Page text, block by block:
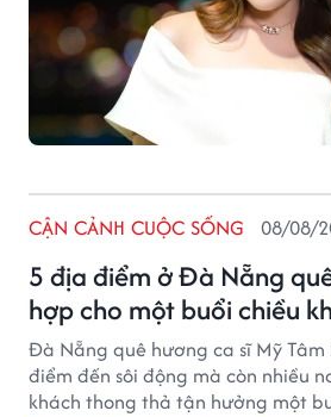
5 địa điểm ở Đà Nẵng
hợp cho một buổi chiều
CẬN CẢNH CUỘC SỐNG 08/08/
Đà Nẵng quê hương ca sĩ Mỹ
điểm đến sôi động mà còn nhiều
khách thong thả tận hưởng một